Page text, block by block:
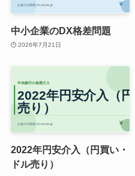
中小企業のDX格差問題
2026年7月21日
2022年円安介入（円買い・
ドル売り）